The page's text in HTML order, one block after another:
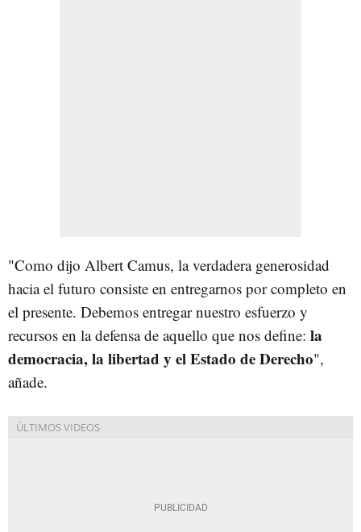
"Como dijo Albert Camus, la verdadera generosidad
hacia el futuro consiste en entregarnos por completo en
el presente. Debemos entregar nuestro esfuerzo y
recursos en la defensa de aquello que nos define: la
democracia, la libertad y el Estado de Derecho",
añade.